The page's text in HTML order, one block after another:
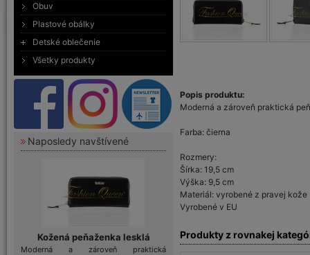
Obuv
Plastové obálky
Detské oblečenie
Všetky produkty
Naposledy navštívené
Kožená peňaženka lesklá
Moderná a zároveň praktická
Popis produktu:
Moderná a zároveň praktická
Farba: čierna
Rozmery:
Šírka: 19,5 cm
Výška: 9,5 cm
Materiál: vyrobené z pravej kože
Vyrobené v EU
Produkty z rovnakej